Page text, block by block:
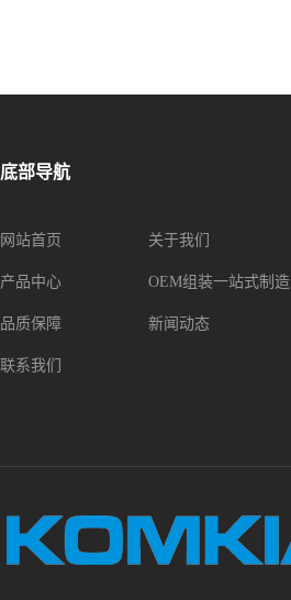
底部导航
网站首页 关于我们
产品中心 OEM组装一站式制造
品质保障 新闻动态
联系我们